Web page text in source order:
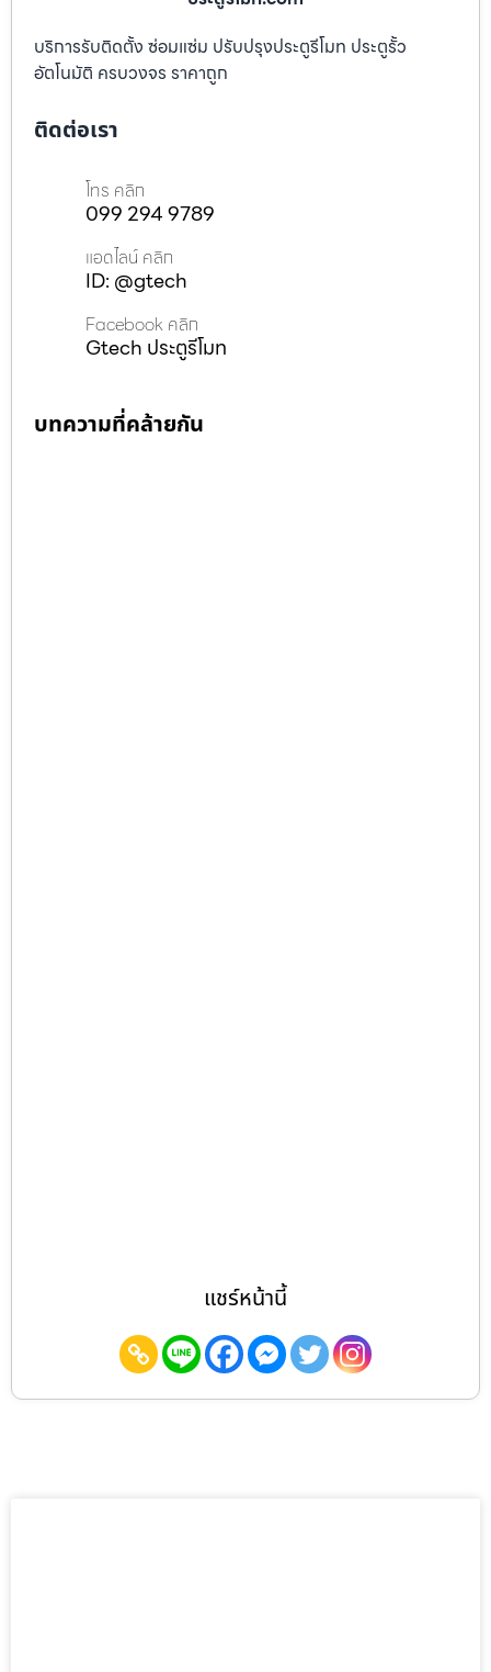
บริการรับติดตั้ง ซ่อมแซ่ม ปรับปรุงประตูรีโมท ประตูรั้ว
อัตโนมัติ ครบวงจร ราคาถูก
ติดต่อเรา
โทร คลิก
099 294 9789
แอดไลน์ คลิก
ID: @gtech
Facebook คลิก
Gtech ประตูรีโมท
บทความที่คล้ายกัน
แชร์หน้านี้